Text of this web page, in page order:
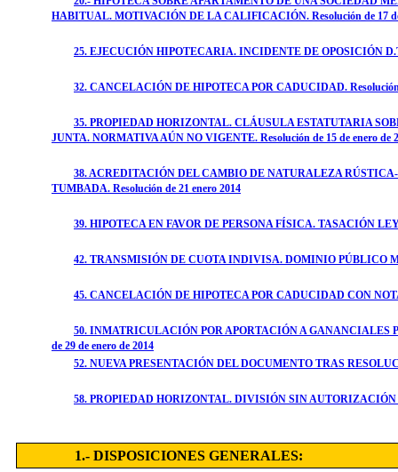
HABITUAL. MOTIVACIÓN DE LA CALIFICACIÓN. Resolución de 17
25. EJECUCIÓN HIPOTECARIA. INCIDENTE DE OPOSICIÓN D.T.
32. CANCELACIÓN DE HIPOTECA POR CADUCIDAD. Resolución
35. PROPIEDAD HORIZONTAL. CLÁUSULA ESTATUTARIA
JUNTA. NORMATIVA AÚN NO VIGENTE. Resolución de 15 de enero de
38. ACREDITACIÓN DEL CAMBIO DE NATURALEZA
TUMBADA. Resolución de 21 enero 2014
39. HIPOTECA EN FAVOR DE PERSONA FÍSICA. TASACIÓN LEY
42. TRANSMISIÓN DE CUOTA INDIVISA. DOMINIO PÚBLICO
45. CANCELACIÓN DE HIPOTECA POR CADUCIDAD CON
50. INMATRICULACIÓN POR APORTACIÓN A GANANCIALES
de 29 de enero de 2014
52. NUEVA PRESENTACIÓN DEL DOCUMENTO TRAS
58. PROPIEDAD HORIZONTAL. DIVISIÓN SIN
1.- DISPOSICIONES GENERALES: